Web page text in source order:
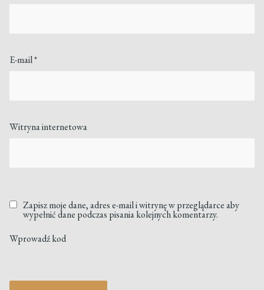
E-mail*
Witryna internetowa
Zapisz moje dane, adres e-mail i witrynę w przeglądarce aby
wypełnić dane podczas pisania kolejnych komentarzy.
Wprowadź kod